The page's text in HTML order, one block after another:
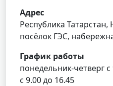
Адрес
Республика
посёлок ГЭС,
График работы
понедельник-четверг
с 9.00 до 16.45